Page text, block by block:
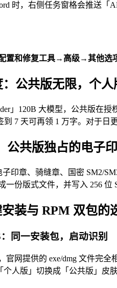
时，右侧任务窗格会推送「
置和修复工具→高级→其他选
公共版无限，个人
」120B 大模型，公共版在
到 7 天可再领 1 万字。对于日
公共版独占的电子
印章、骑缝章、国密 SM2/
一份版式文件，并写入 256
装与 RPM 双包的
同一安装包，启动识别
官网提供的 exe/dmg 文件完
人版」切换成「公共版」皮